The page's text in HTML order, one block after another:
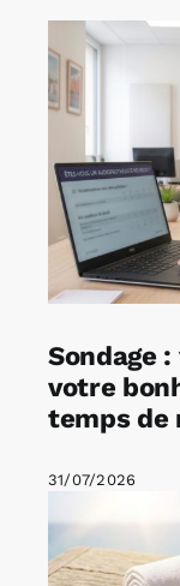
Sondage
votre
temps de
31/07/2026